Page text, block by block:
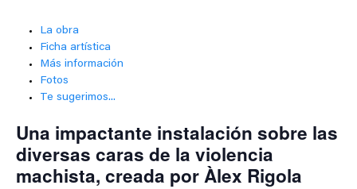
La obra
Ficha artística
Más información
Fotos
Te sugerimos...
Una impactante instalación sobre las
diversas caras de la violencia
machista, creada por Àlex Rigola